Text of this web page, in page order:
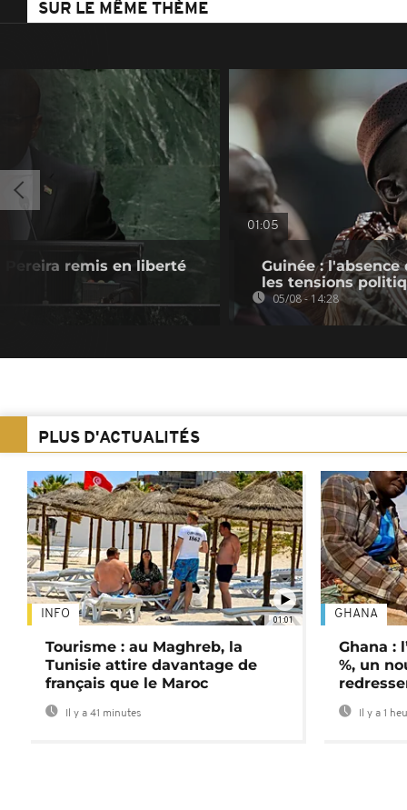
SUR LE MÊME THÈME
Pereira remis en liberté
01:05
Guinée :
les tensions
05/08 - 14:28
PLUS D'ACTUALITÉS
01:01
INFO
Tourisme : au Maghreb, la
Tunisie attire davantage de
français que le Maroc
Il y a 41 minutes
GHANA
Ghana :
%, un
Il y a 1